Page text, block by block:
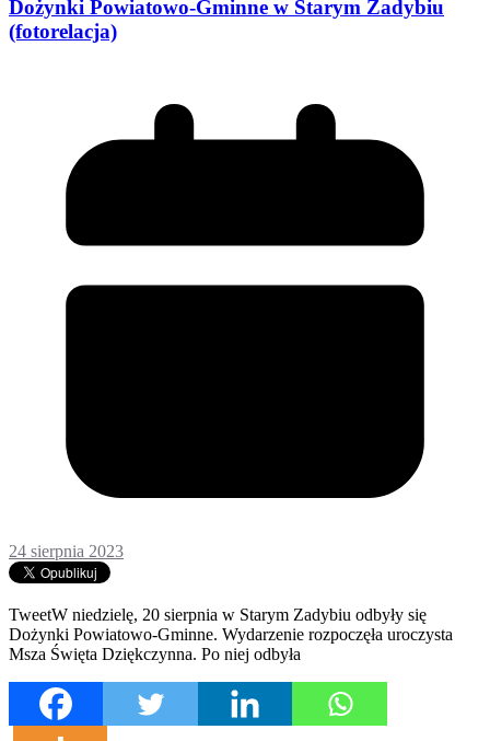
Dożynki Powiatowo-Gminne w Starym Zadybiu
(fotorelacja)
24 sierpnia 2023
TweetW niedzielę, 20 sierpnia w Starym Zadybiu odbyły się
Dożynki Powiatowo-Gminne. Wydarzenie rozpoczęła uroczysta
Msza Święta Dziękczynna. Po niej odbyła